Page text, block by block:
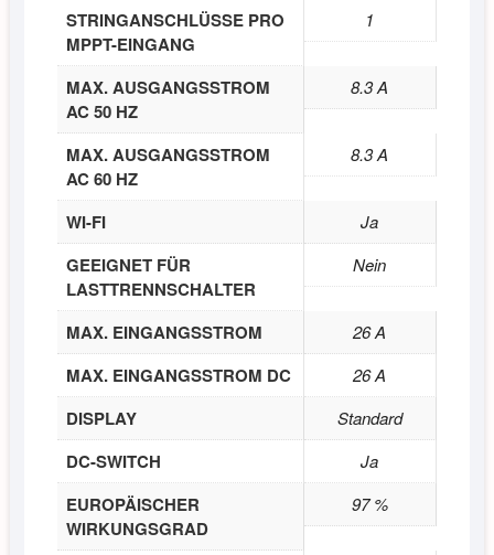
STRINGANSCHLÜSSE PRO
MPPT-EINGANG
1
MAX. AUSGANGSSTROM
AC 50 HZ
8.3 A
MAX. AUSGANGSSTROM
AC 60 HZ
8.3 A
WI-FI Ja
GEEIGNET FÜR
LASTTRENNSCHALTER
Nein
MAX. EINGANGSSTROM 26 A
MAX. EINGANGSSTROM DC 26 A
DISPLAY Standard
DC-SWITCH Ja
EUROPÄISCHER
WIRKUNGSGRAD
97 %